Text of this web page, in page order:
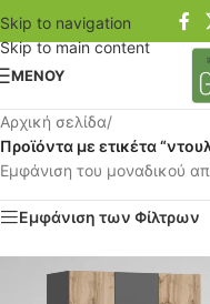
Skip to navigation
Skip to main content
ΜΕΝΟΥ
Αρχική σελίδα/
Προϊόντα με ετικέτα
Εμφάνιση του μοναδικού
Εμφάνιση των Φίλτρων